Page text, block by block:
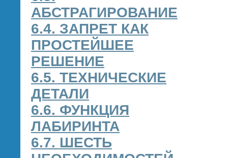
АБСТРАГИРОВАНИЕ
6.4. ЗАПРЕТ КАК
ПРОСТЕЙШЕЕ
РЕШЕНИЕ
6.5. ТЕХНИЧЕСКИЕ
ДЕТАЛИ
6.6. ФУНКЦИЯ
ЛАБИРИНТА
6.7. ШЕСТЬ